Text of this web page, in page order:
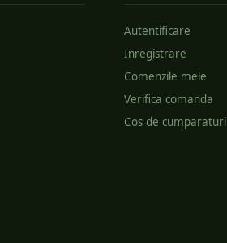
Autentificare
Inregistrare
Comenzile mele
Verifica comanda
Cos de cumparaturi